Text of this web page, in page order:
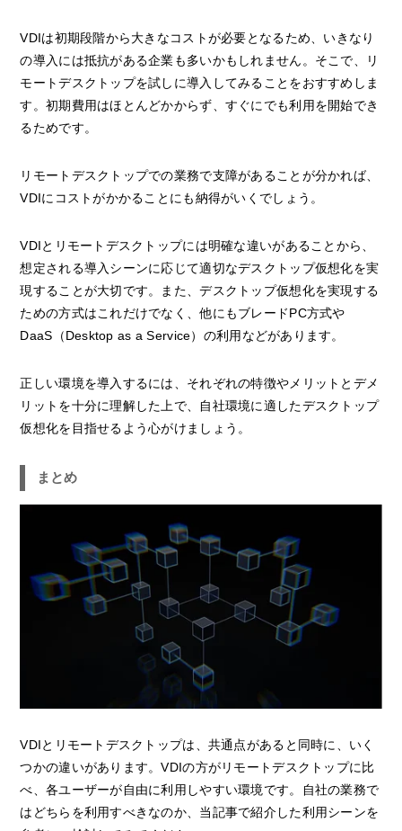
VDIは初期段階から大きなコストが必要となるため、いきなり
の導入には抵抗がある企業も多いかもしれません。そこで、リ
モートデスクトップを試しに導入してみることをおすすめしま
す。初期費用はほとんどかからず、すぐにでも利用を開始でき
るためです。
リモートデスクトップでの業務で支障があることが分かれば、
VDIにコストがかかることにも納得がいくでしょう。
VDIとリモートデスクトップには明確な違いがあることから、
想定される導入シーンに応じて適切なデスクトップ仮想化を実
現することが大切です。また、デスクトップ仮想化を実現する
ための方式はこれだけでなく、他にもブレードPC方式や
DaaS（Desktop as a Service）の利用などがあります。
正しい環境を導入するには、それぞれの特徴やメリットとデメ
リットを十分に理解した上で、自社環境に適したデスクトップ
仮想化を目指せるよう心がけましょう。
まとめ
VDIとリモートデスクトップは、共通点があると同時に、いく
つかの違いがあります。VDIの方がリモートデスクトップに比
べ、各ユーザーが自由に利用しやすい環境です。自社の業務で
はどちらを利用すべきなのか、当記事で紹介した利用シーンを